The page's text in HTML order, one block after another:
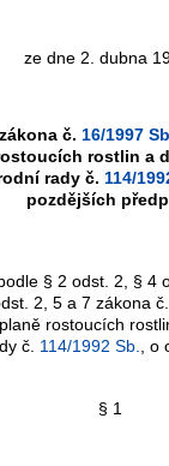
ze dne 2. dubna
č. 16/1997
rostlin a
rady č. 114/
pozdějších
§ 2 odst. 2, § 4
2, 5 a 7 zákona
rostoucích
č. 114/1992 Sb.
,
§ 1
náhrady